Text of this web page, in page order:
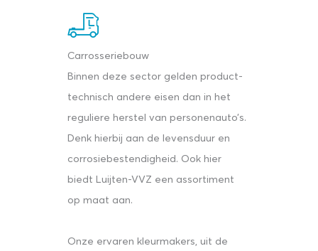
Carrosseriebouw
Binnen deze sector gelden product-
technisch andere eisen dan in het
reguliere herstel van personenauto’s.
Denk hierbij aan de levensduur en
corrosiebestendigheid. Ook hier
biedt Luijten-VVZ een assortiment
op maat aan.
Onze ervaren kleurmakers, uit de